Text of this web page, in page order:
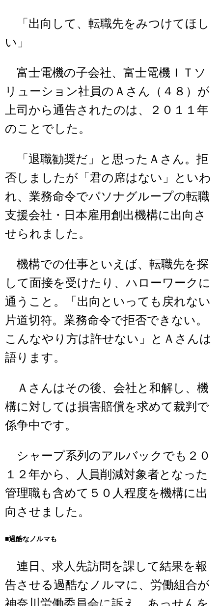
「出向して、転職先をみつけてほし
い」
富士電機の子会社、富士電機ＩＴソ
リューション社員のＡさん（４８）が
上司から通告されたのは、２０１１年
のことでした。
「退職勧奨だ」と思ったＡさん。拒
否しましたが「君の席はない」といわ
れ、業務命令でパソナグループの転職
支援会社・日本雇用創出機構に出向さ
せられました。
機構での仕事といえば、転職先を探
して面接を受けたり、ハローワークに
通うこと。「出向といっても戻れない
片道切符。業務命令で拒否できない。
こんなやり方は許せない」とＡさんは
語ります。
Ａさんはその後、会社と和解し、機
構に対しては損害賠償を求めて裁判で
係争中です。
シャープ系列のアルバックでも２０
１２年から、人員削減対象者となった
管理職も含めて５０人程度を機構に出
向させました。
■過酷なノルマも
連日、求人先訪問を課して結果を報
告させる過酷なノルマに、労働組合が